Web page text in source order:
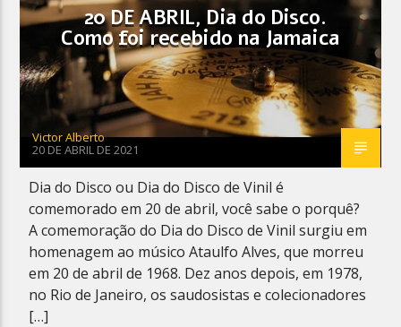
20 DE ABRIL, Dia do Disco.
Como foi recebido na Jamaica
Victor Alberto
20 DE ABRIL DE 2021
Dia do Disco ou Dia do Disco de Vinil é
comemorado em 20 de abril, você sabe o porquê?
A comemoração do Dia do Disco de Vinil surgiu em
homenagem ao músico Ataulfo Alves, que morreu
em 20 de abril de 1968. Dez anos depois, em 1978,
no Rio de Janeiro, os saudosistas e colecionadores
[…]